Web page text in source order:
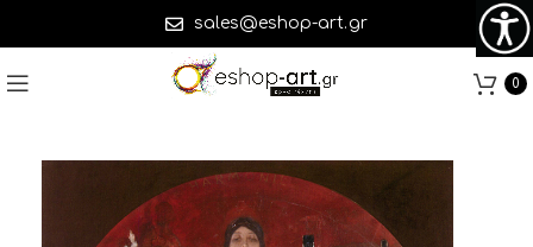
sales@eshop-art.gr
0